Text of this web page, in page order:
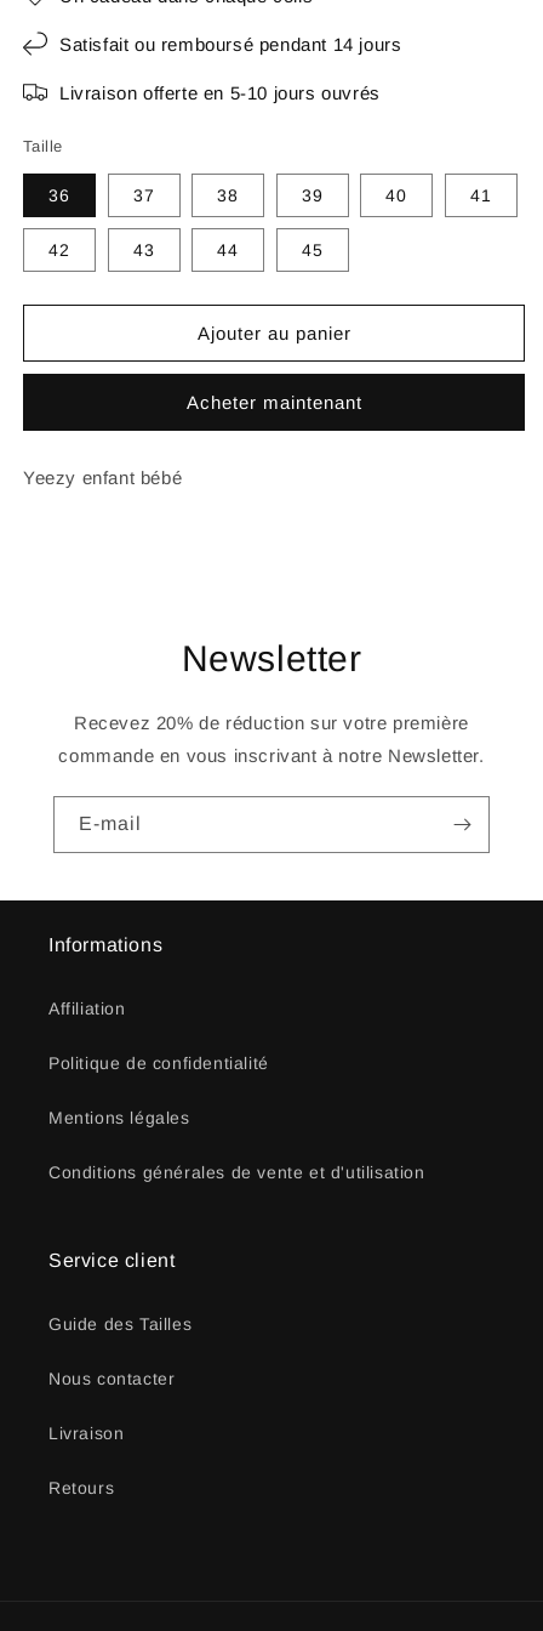
Satisfait ou remboursé pendant 14 jours
Livraison offerte en 5-10 jours ouvrés
Taille
36 37 38 39 40 41
42 43 44 45
Ajouter au panier
Acheter maintenant
Yeezy enfant bébé
Newsletter
Recevez 20% de réduction sur votre première
commande en vous inscrivant à notre Newsletter.
E-mail
Informations
Affiliation
Politique de confidentialité
Mentions légales
Conditions générales de vente et d'utilisation
Service client
Guide des Tailles
Nous contacter
Livraison
Retours